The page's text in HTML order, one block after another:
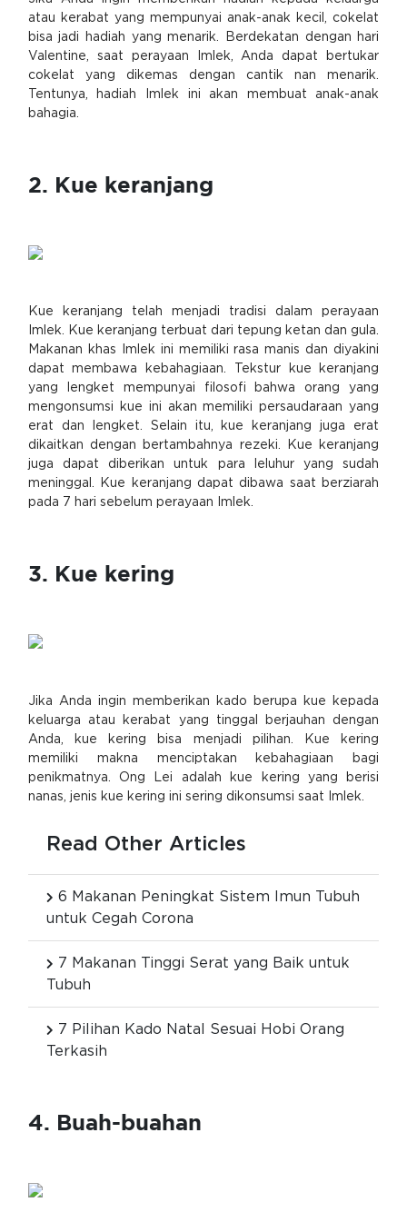
atau kerabat yang mempunyai anak-anak kecil, cokelat
bisa jadi hadiah yang menarik. Berdekatan dengan hari
Valentine, saat perayaan Imlek, Anda dapat bertukar
cokelat yang dikemas dengan cantik nan menarik.
Tentunya, hadiah Imlek ini akan membuat anak-anak
bahagia.
2. Kue keranjang
Kue keranjang telah menjadi tradisi dalam perayaan
Imlek. Kue keranjang terbuat dari tepung ketan dan gula.
Makanan khas Imlek ini memiliki rasa manis dan diyakini
dapat membawa kebahagiaan. Tekstur kue keranjang
yang lengket mempunyai filosofi bahwa orang yang
mengonsumsi kue ini akan memiliki persaudaraan yang
erat dan lengket. Selain itu, kue keranjang juga erat
dikaitkan dengan bertambahnya rezeki. Kue keranjang
juga dapat diberikan untuk para leluhur yang sudah
meninggal. Kue keranjang dapat dibawa saat berziarah
pada 7 hari sebelum perayaan Imlek.
3. Kue kering
Jika Anda ingin memberikan kado berupa kue kepada
keluarga atau kerabat yang tinggal berjauhan dengan
Anda, kue kering bisa menjadi pilihan. Kue kering
memiliki makna menciptakan kebahagiaan bagi
penikmatnya. Ong Lei adalah kue kering yang berisi
nanas, jenis kue kering ini sering dikonsumsi saat Imlek.
Read Other Articles
6 Makanan Peningkat Sistem Imun Tubuh
untuk Cegah Corona
7 Makanan Tinggi Serat yang Baik untuk
Tubuh
7 Pilihan Kado Natal Sesuai Hobi Orang
Terkasih
4. Buah-buahan